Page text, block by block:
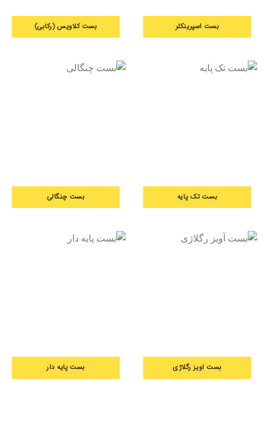
بست اسپرینکلر بست کلاویس (رکابی)
بست تک پایه بست چنگالی
بست آویز رگلاژی بست پایه دار